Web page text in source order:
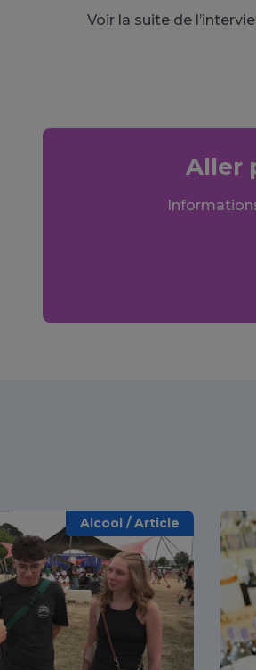
Voir la suite de
Aller
Alcool / Article